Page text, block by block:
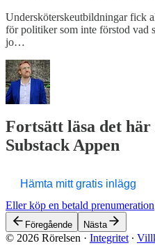
Undersköterskeutbildningar fick
för politiker som inte förstod vad
jo…
Fortsätt läsa det
Substack Appen
Hämta mitt gratis inlägg
Eller köp en betald prenumeration
Föregående Nästa
© 2026 Rörelsen · Integritet ∙